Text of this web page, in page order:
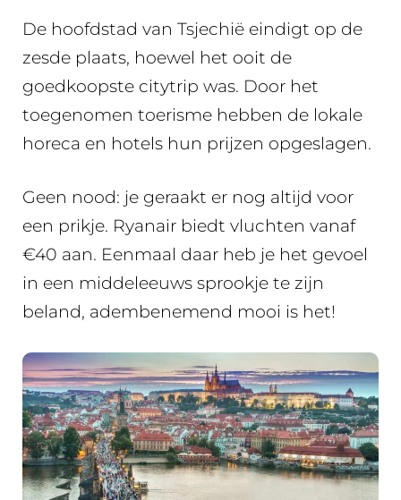
De hoofdstad van Tsjechië eindigt op de
zesde plaats, hoewel het ooit de
goedkoopste citytrip was. Door het
toegenomen toerisme hebben de lokale
horeca en hotels hun prijzen opgeslagen.
Geen nood: je geraakt er nog altijd voor
een prikje. Ryanair biedt vluchten vanaf
€40 aan. Eenmaal daar heb je het gevoel
in een middeleeuws sprookje te zijn
beland, adembenemend mooi is het!